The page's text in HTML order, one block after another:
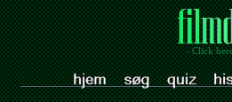
- Click